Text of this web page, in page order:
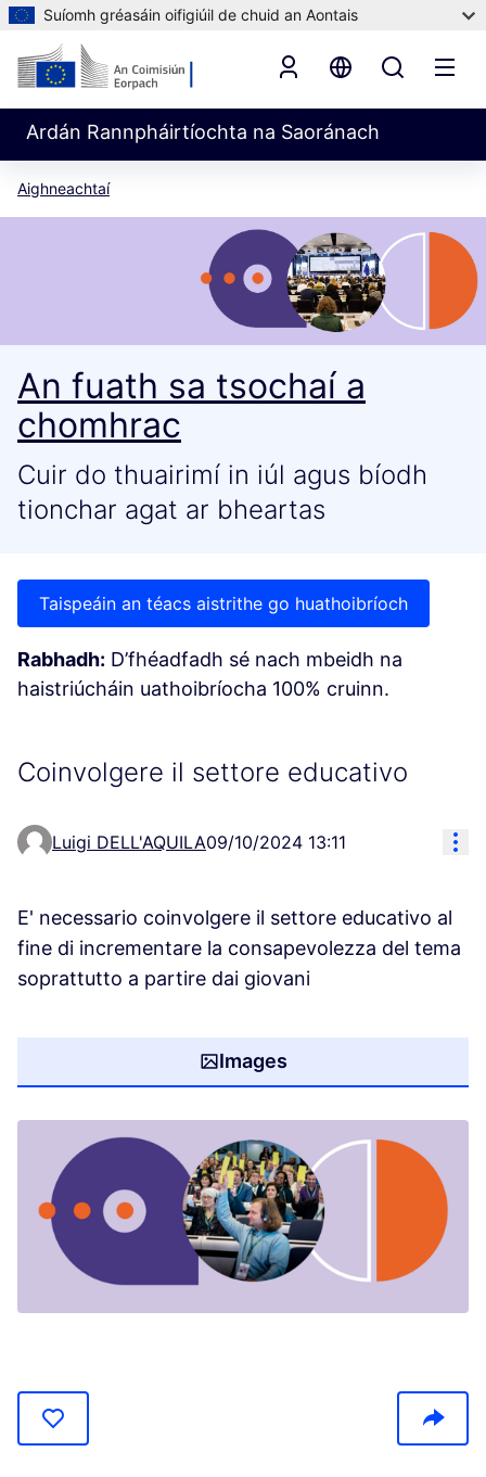
Suíomh gréasáin oifigiúil de chuid an Aontais
Ardán Rannpháirtíochta na Saoránach
Aighneachtaí
An fuath sa tsochaí a
chomhrac
Cuir do thuairimí in iúl agus bíodh
tionchar agat ar bheartas
Taispeáin an téacs aistrithe go huathoibríoch
Rabhadh: D’fhéadfadh sé nach mbeidh na
haistriúcháin uathoibríocha 100% cruinn.
Coinvolgere il settore educativo
Luigi DELL'AQUILA09/10/2024 13:11
E' necessario coinvolgere il settore educativo al
fine di incrementare la consapevolezza del tema
soprattutto a partire dai giovani
Images